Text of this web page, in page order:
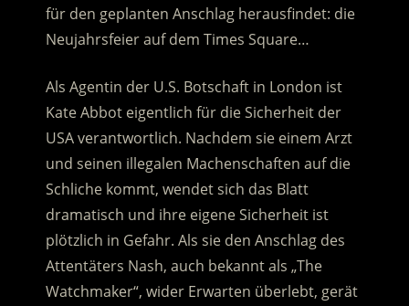
für den geplanten Anschlag herausfindet: die
Neujahrsfeier auf dem Times Square…
Als Agentin der U.S. Botschaft in London ist
Kate Abbot eigentlich für die Sicherheit der
USA verantwortlich. Nachdem sie einem Arzt
und seinen illegalen Machenschaften auf die
Schliche kommt, wendet sich das Blatt
dramatisch und ihre eigene Sicherheit ist
plötzlich in Gefahr. Als sie den Anschlag des
Attentäters Nash, auch bekannt als „The
Watchmaker“, wider Erwarten überlebt, gerät